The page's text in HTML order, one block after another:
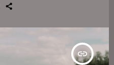
insert_link